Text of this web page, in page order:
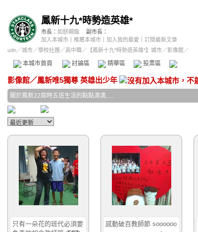
鳳新十九*時勢造英雄*
市長： 如朕親臨
副市長：
加入本城市
推薦本城市 加入我的最愛
訂閱最新文章
udn／城市／學校社團 ／高中職／ 【鳳新十九*時勢造英雄*】城市／影像館／
本城市首頁 討論區 精華區 投票區 影像館
影像館／鳳新唯5獨尊 英雄出少年
關於鳳新22屆時五班生活的點點滴滴.....
只有一朵花的班代必須要
感動破百教師節 soooooo